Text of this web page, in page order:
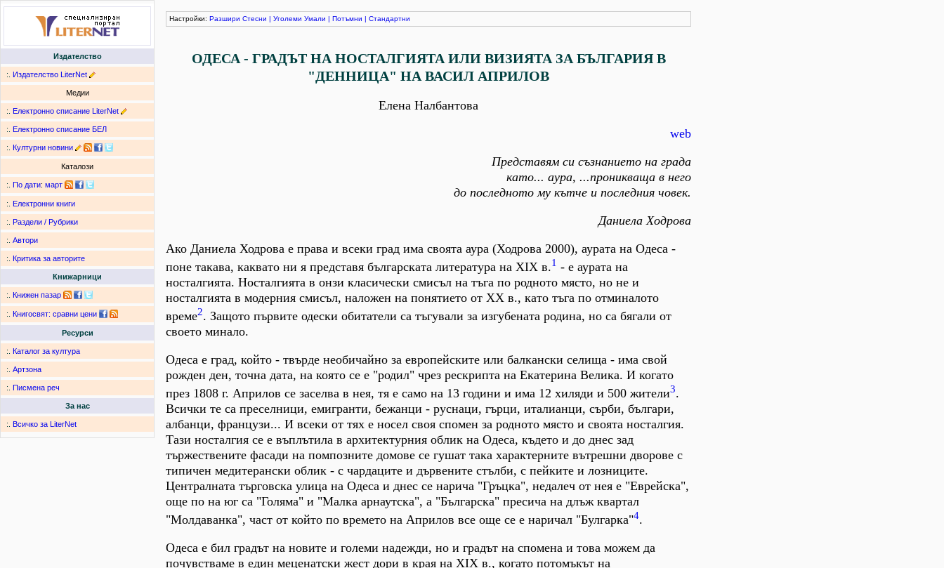
Издателство
:. Издателство LiterNet
Медии
:. Електронно списание LiterNet
:. Електронно списание БЕЛ
:. Културни новини
Каталози
:. По дати: март
:. Електронни книги
:. Раздели / Рубрики
:. Автори
:. Критика за авторите
Книжарници
:. Книжен пазар
:. Книгосвят: сравни цени
Ресурси
:. Каталог за култура
:. Артзона
:. Писмена реч
За нас
:. Всичко за LiterNet
Настройки: Разшири Стесни | Уголеми Умали | Потъмни | Стандартни
ОДЕСА - ГРАДЪТ НА НОСТАЛГИЯТА ИЛИ ВИЗИЯТА ЗА БЪЛГАРИЯ В
"ДЕННИЦА" НА ВАСИЛ АПРИЛОВ
Елена Налбантова
web
Представям си съзнанието на града
като... аура, ...проникваща в него
до последното му кътче и последния човек.
Даниела Ходрова
Ако Даниела Ходрова е права и всеки град има своята аура (Ходрова 2000), аурата на Одеса -
поне такава, каквато ни я представя българската литература на ХІХ в.1 - е аурата на
носталгията. Носталгията в онзи класически смисъл на тъга по родното място, но не и
носталгията в модерния смисъл, наложен на понятието от ХХ в., като тъга по отминалото
време2. Защото първите одески обитатели са тъгували за изгубената родина, но са бягали от
своето минало.
Одеса е град, който - твърде необичайно за европейските или балкански селища - има свой
рожден ден, точна дата, на която се е "родил" чрез рескрипта на Екатерина Велика. И когато
през 1808 г. Априлов се заселва в нея, тя е само на 13 години и има 12 хиляди и 500 жители3.
Всички те са преселници, емигранти, бежанци - руснаци, гърци, италианци, сърби, българи,
албанци, французи... И всеки от тях е носел своя спомен за родното място и своята носталгия.
Тази носталгия се е въплътила в архитектурния облик на Одеса, където и до днес зад
тържествените фасади на помпозните домове се гушат така характерните вътрешни дворове с
типичен медитерански облик - с чардаците и дървените стълби, с пейките и лозниците.
Централната търговска улица на Одеса и днес се нарича "Гръцка", недалеч от нея е "Еврейска",
още по на юг са "Голяма" и "Малка арнаутска", а "Българска" пресича на длъж квартал
"Молдаванка", част от който по времето на Априлов все още се е наричал "Булгарка"4.
Одеса е бил градът на новите и големи надежди, но и градът на спомена и това можем да
почувстваме в един меценатски жест дори в края на ХІХ в., когато потомъкът на